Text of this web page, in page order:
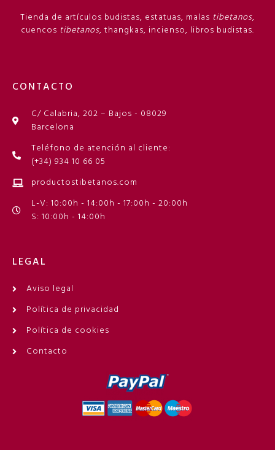
Tienda de artículos budistas, estatuas, malas tibetanos,
cuencos tibetanos, thangkas, incienso, libros budistas.
CONTACTO
C/ Calabria, 202 – Bajos - 08029
Barcelona
Teléfono de atención al cliente:
(+34) 934 10 66 05
productostibetanos.com
L-V: 10:00h - 14:00h - 17:00h - 20:00h
S: 10:00h - 14:00h
LEGAL
Aviso legal
Política de privacidad
Política de cookies
Contacto